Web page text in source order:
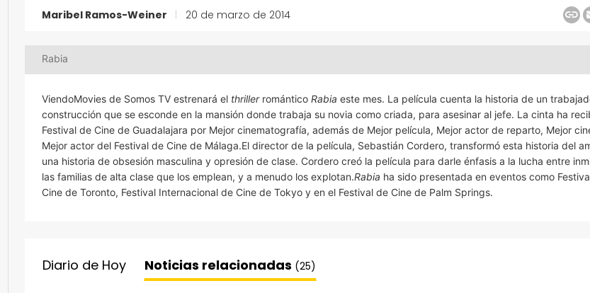
Maribel Ramos-Weiner 20 de marzo de 2014
Rabia
ViendoMovies de Somos TV estrenará el thrillerromántico Rabia este mes. La película cuenta la historia de un
construcción que se esconde en la mansión donde trabaja su novia como criada, para asesinar al jefe. La cinta ha
Festival de Cine de Guadalajara por Mejor cinematografía, además de Mejor película, Mejor actor de reparto, Mejor
Mejor actor del Festival de Cine de Málaga.El director de la película, Sebastián Cordero, transformó esta historia del
una historia de obsesión masculina y opresión de clase. Cordero creó la película para darle énfasis a la lucha entre
las familias de alta clase que los emplean, y a menudo los explotan.Rabia ha sido presentada en eventos como
Cine de Toronto, Festival Internacional de Cine de Tokyo y en el Festival de Cine de Palm Springs.
Diario de Hoy Noticias relacionadas (25)